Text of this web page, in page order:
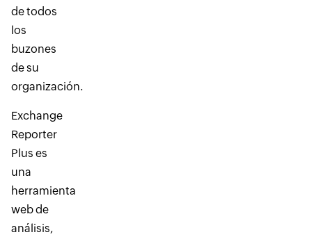
de todos
los
buzones
de su
organización.
Exchange
Reporter
Plus es
una
herramienta
web de
análisis,